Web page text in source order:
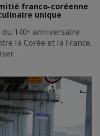
franco-coréenne
unique
140ᵉ anniversaire
la Corée et la France,